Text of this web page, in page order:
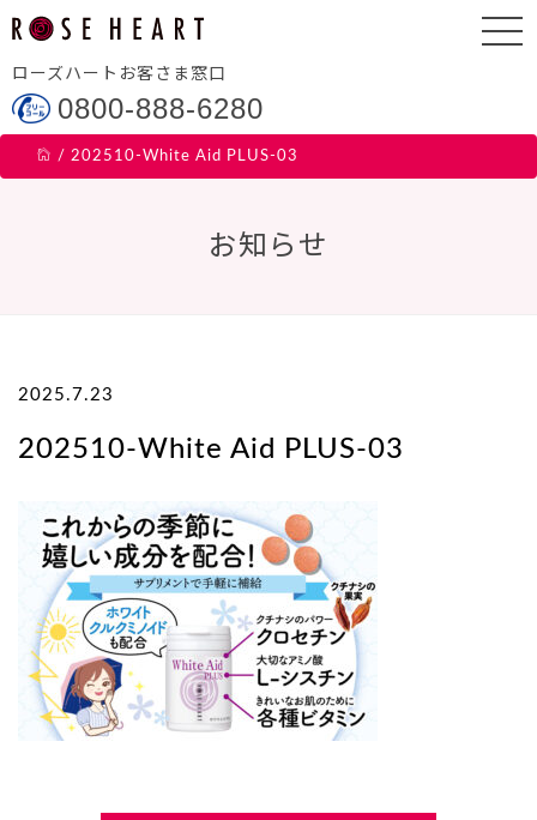
ローズハートお客さま窓口
0800-888-6280
/ 202510-White Aid PLUS-03
お知らせ
2025.7.23
202510-White Aid PLUS-03